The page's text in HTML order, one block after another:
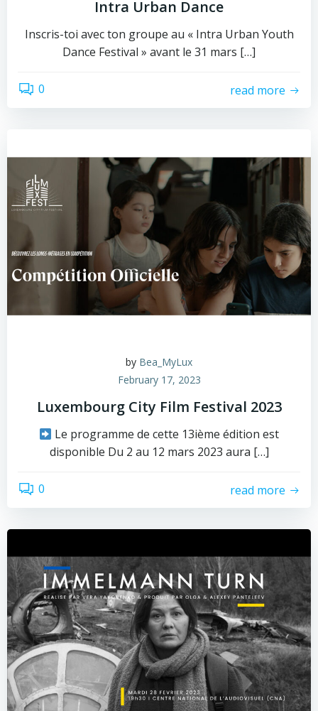
Intra Urban Dance
Inscris-toi avec ton groupe au « Intra Urban Youth
Dance Festival » avant le 31 mars […]
0 read more
by Bea_MyLux
February 17, 2023
Luxembourg City Film Festival 2023
Le programme de cette 13ième édition est
disponible Du 2 au 12 mars 2023 aura […]
0 read more